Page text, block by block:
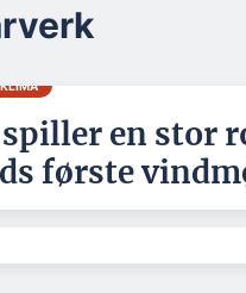
KLIMA
en stor
første